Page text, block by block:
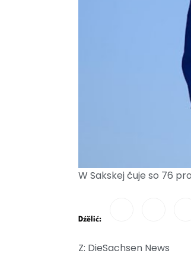
W Sakskej čuje so 76
Dźělić:
Z: DieSachsen News